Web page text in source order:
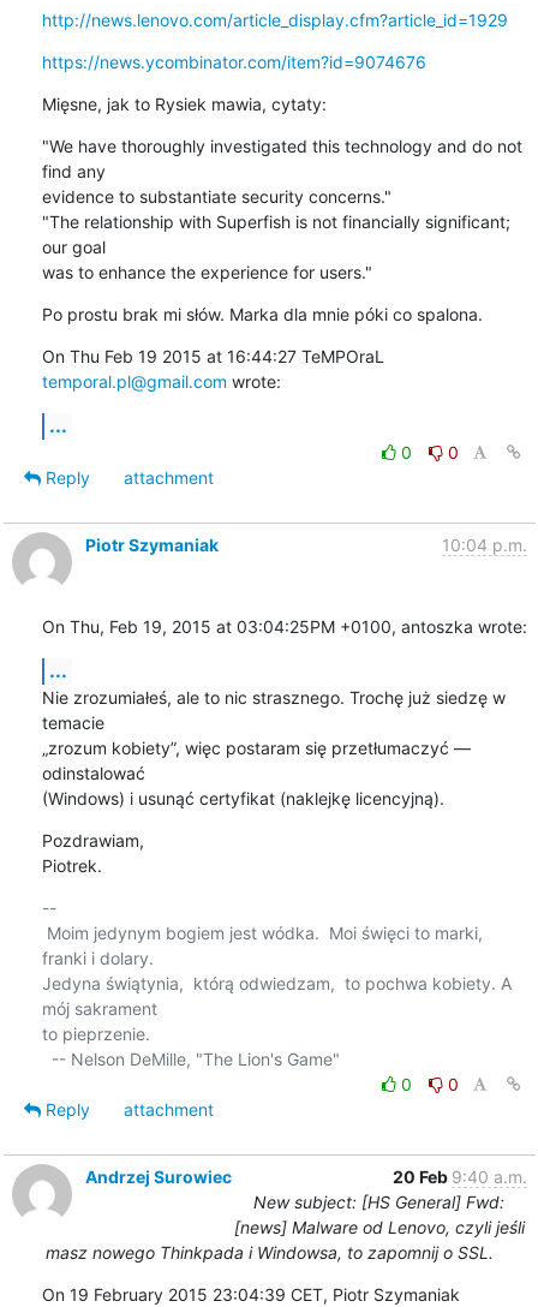
http://news.lenovo.com/article_display.cfm?article_id=1929
https://news.ycombinator.com/item?id=9074676
Mięsne, jak to Rysiek mawia, cytaty:
"We have thoroughly investigated this technology and do not
find any
evidence to substantiate security concerns."
"The relationship with Superfish is not financially significant;
our goal
was to enhance the experience for users."
Po prostu brak mi słów. Marka dla mnie póki co spalona.
temporal.pl@gmail.com wrote:
...
0
0
Reply
attachment
Piotr Szymaniak 10:04 p.m.
On Thu, Feb 19, 2015 at 03:04:25PM +0100, antoszka wrote:
...
Nie zrozumiałeś, ale to nic strasznego. Trochę już siedzę w
temacie
„zrozum kobiety”, więc postaram się przetłumaczyć —
odinstalować
(Windows) i usunąć certyfikat (naklejkę licencyjną).
Pozdrawiam,
Piotrek.
--
franki i dolary.
Jedyna świątynia,  którą odwiedzam,  to pochwa kobiety. A
mój sakrament
to pieprzenie.
0
0
Reply
attachment
Andrzej Surowiec 20 Feb 9:40 a.m.
New subject: [HS General] Fwd:
[news] Malware od Lenovo, czyli jeśli
masz nowego Thinkpada i Windowsa, to zapomnij o SSL.